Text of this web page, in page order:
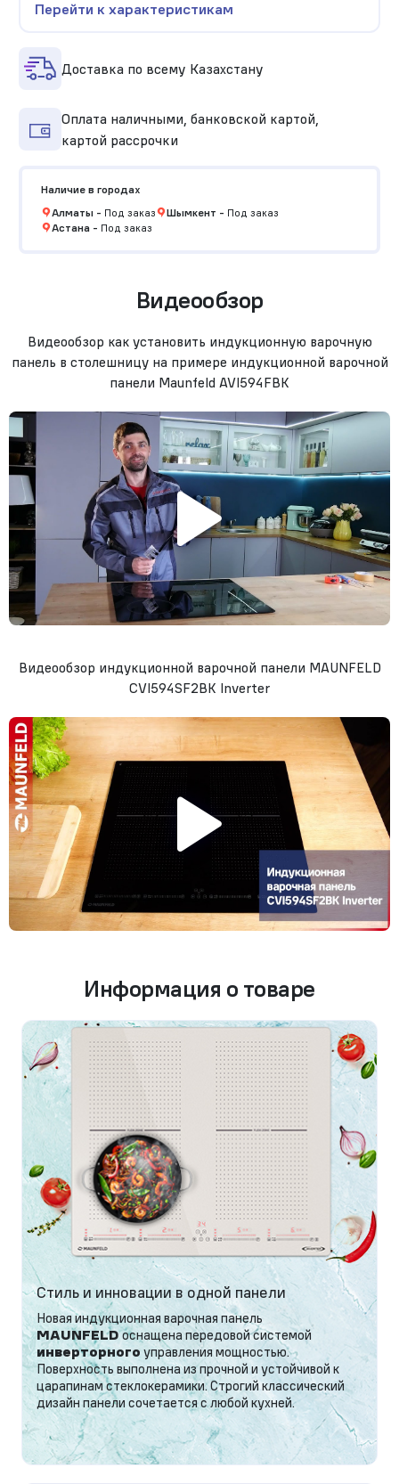
Перейти к характеристикам
Доставка по всему Казахстану
Оплата наличными, банковской картой,
картой рассрочки
Наличие в городах
Алматы- Под заказ Шымкент - Под заказ
Астана- Под заказ
Видеообзор
Видеообзор как установить индукционную варочную
панель в столешницу на примере индукционной варочной
панели Maunfeld AVI594FBK
Видеообзор индукционной варочной панели MAUNFELD
CVI594SF2BK Inverter
Информация о товаре
Стиль и инновации в одной панели
Новая индукционная варочная панель
MAUNFELDоснащена передовой системой
инверторного управления мощностью.
Поверхность выполнена из прочной и устойчивой к
царапинам стеклокерамики. Строгий классический
дизайн панели сочетается с любой кухней.